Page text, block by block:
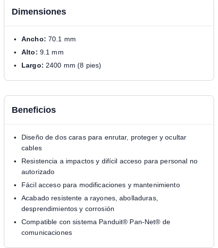
Dimensiones
Ancho: 70.1 mm
Alto: 9.1 mm
Largo: 2400 mm (8 pies)
Beneficios
Diseño de dos caras para enrutar, proteger y ocultar
cables
Resistencia a impactos y difícil acceso para personal no
autorizado
Fácil acceso para modificaciones y mantenimiento
Acabado resistente a rayones, abolladuras,
desprendimientos y corrosión
Compatible con sistema Panduit® Pan-Net® de
comunicaciones